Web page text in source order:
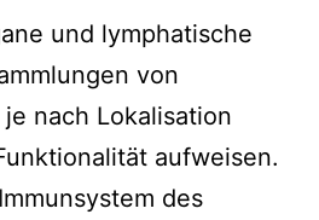
und lymphatische
von
nach Lokalisation
aufweisen.
des